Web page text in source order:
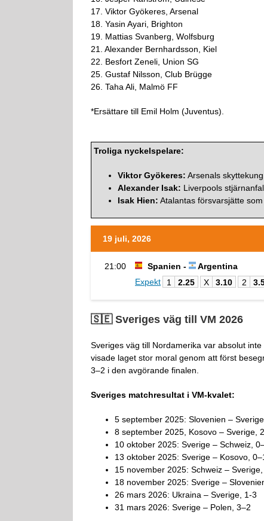
17. Viktor Gyökeres, Arsenal
18. Yasin Ayari, Brighton
19. Mattias Svanberg, Wolfsburg
21. Alexander Bernhardsson, Kiel
22. Besfort Zeneli, Union SG
25. Gustaf Nilsson, Club Brügge
26. Taha Ali, Malmö FF
*Ersättare till Emil Holm (Juventus).
Troliga nyckelspelare:
Viktor Gyökeres: Arsenals
Alexander Isak: Liverpools
Isak Hien: Atalantas försvarsjätte
19 juli, 2026
21:00 Spanien -
Argentina
Expekt
1 2.25 X 3.10 2
🇸🇪 Sveriges väg till VM 2026
Sveriges väg till Nordamerika var absolut
visade laget stor moral genom att först
3–2 i den avgörande finalen.
Sveriges matchresultat i VM-kvalet:
5 september 2025: Slovenien –
8 september 2025, Kosovo – Sverige,
10 oktober 2025: Sverige – Schweiz,
13 oktober 2025: Sverige – Kosovo,
15 november 2025: Schweiz –
18 november 2025: Sverige –
26 mars 2026: Ukraina – Sverige, 1-3
31 mars 2026: Sverige – Polen, 3–2